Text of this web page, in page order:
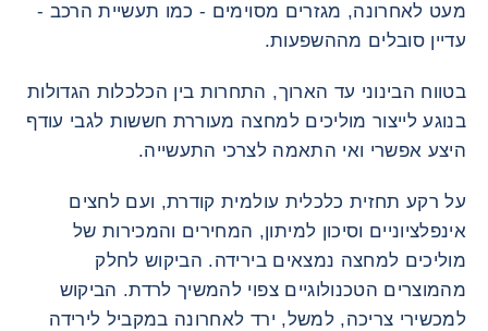
מעט לאחרונה, מגזרים מסוימים - כמו תעשיית הרכב -
עדיין סובלים מההשפעות.
בטווח הבינוני עד הארוך, התחרות בין הכלכלות הגדולות
בנוגע לייצור מוליכים למחצה מעוררת חששות לגבי עודף
היצע אפשרי ואי התאמה לצרכי התעשייה.
על רקע תחזית כלכלית עולמית קודרת, ועם לחצים
אינפלציוניים וסיכון למיתון, המחירים והמכירות של
מוליכים למחצה נמצאים בירידה. הביקוש לחלק
מהמוצרים הטכנולוגיים צפוי להמשיך לרדת. הביקוש
למכשירי צריכה, למשל, ירד לאחרונה במקביל לירידה